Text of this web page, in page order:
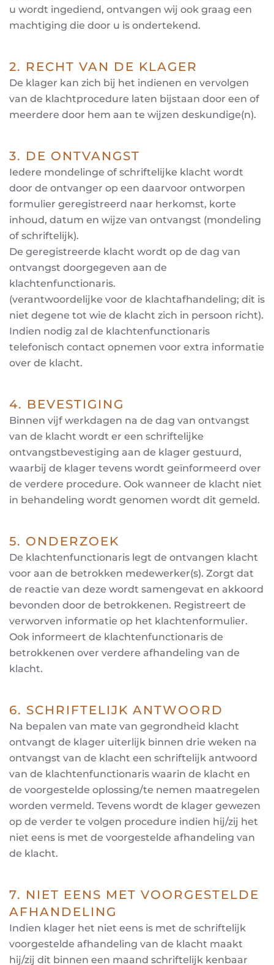
u wordt ingediend, ontvangen wij ook graag een
machtiging die door u is ondertekend.
2. RECHT VAN DE KLAGER
De klager kan zich bij het indienen en vervolgen
van de klachtprocedure laten bijstaan door een of
meerdere door hem aan te wijzen deskundige(n).
3. DE ONTVANGST
Iedere mondelinge of schriftelijke klacht wordt
door de ontvanger op een daarvoor ontworpen
formulier geregistreerd naar herkomst, korte
inhoud, datum en wijze van ontvangst (mondeling
of schriftelijk).
De geregistreerde klacht wordt op de dag van
ontvangst doorgegeven aan de
klachtenfunctionaris.
(verantwoordelijke voor de klachtafhandeling; dit is
niet degene tot wie de klacht zich in persoon richt).
Indien nodig zal de klachtenfunctionaris
telefonisch contact opnemen voor extra informatie
over de klacht.
4. BEVESTIGING
Binnen vijf werkdagen na de dag van ontvangst
van de klacht wordt er een schriftelijke
ontvangstbevestiging aan de klager gestuurd,
waarbij de klager tevens wordt geïnformeerd over
de verdere procedure. Ook wanneer de klacht niet
in behandeling wordt genomen wordt dit gemeld.
5. ONDERZOEK
De klachtenfunctionaris legt de ontvangen klacht
voor aan de betrokken medewerker(s). Zorgt dat
de reactie van deze wordt samengevat en akkoord
bevonden door de betrokkenen. Registreert de
verworven informatie op het klachtenformulier.
Ook informeert de klachtenfunctionaris de
betrokkenen over verdere afhandeling van de
klacht.
6. SCHRIFTELIJK ANTWOORD
Na bepalen van mate van gegrondheid klacht
ontvangt de klager uiterlijk binnen drie weken na
ontvangst van de klacht een schriftelijk antwoord
van de klachtenfunctionaris waarin de klacht en
de voorgestelde oplossing/te nemen maatregelen
worden vermeld. Tevens wordt de klager gewezen
op de verder te volgen procedure indien hij/zij het
niet eens is met de voorgestelde afhandeling van
de klacht.
7. NIET EENS MET VOORGESTELDE
AFHANDELING
Indien klager het niet eens is met de schriftelijk
voorgestelde afhandeling van de klacht maakt
hij/zij dit binnen een maand schriftelijk kenbaar